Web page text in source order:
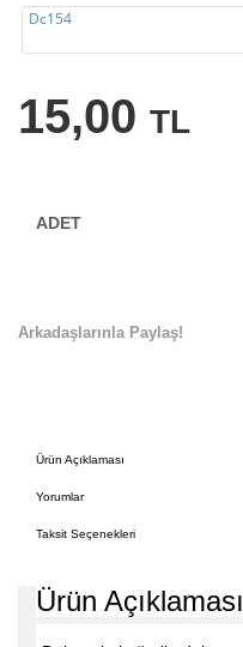
Dc154
15,00 TL
Arkadaşlarınla Paylaş!
Ürün Açıklaması
Yorumlar
Taksit Seçenekleri
Ürün Açıklaması